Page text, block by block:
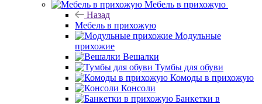
Мебель в прихожую
Назад
Мебель в прихожую
Модульные
прихожие
Вешалки
Тумбы для обуви
Комоды в прихожую
Консоли
Банкетки в